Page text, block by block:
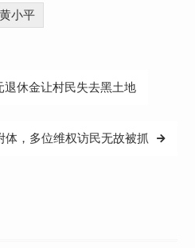
黄小平
休金让村民失去黑土地
体，多位维权访民无故被抓